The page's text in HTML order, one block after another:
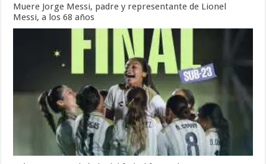
Muere Jorge Messi, padre y representante de Lionel
Messi, a los 68 años